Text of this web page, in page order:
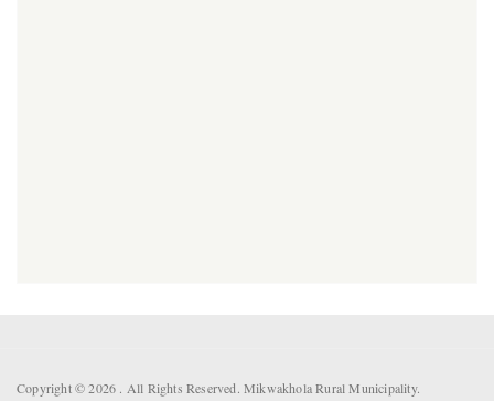
Copyright © 2026 . All Rights Reserved. Mikwakhola Rural Municipality.